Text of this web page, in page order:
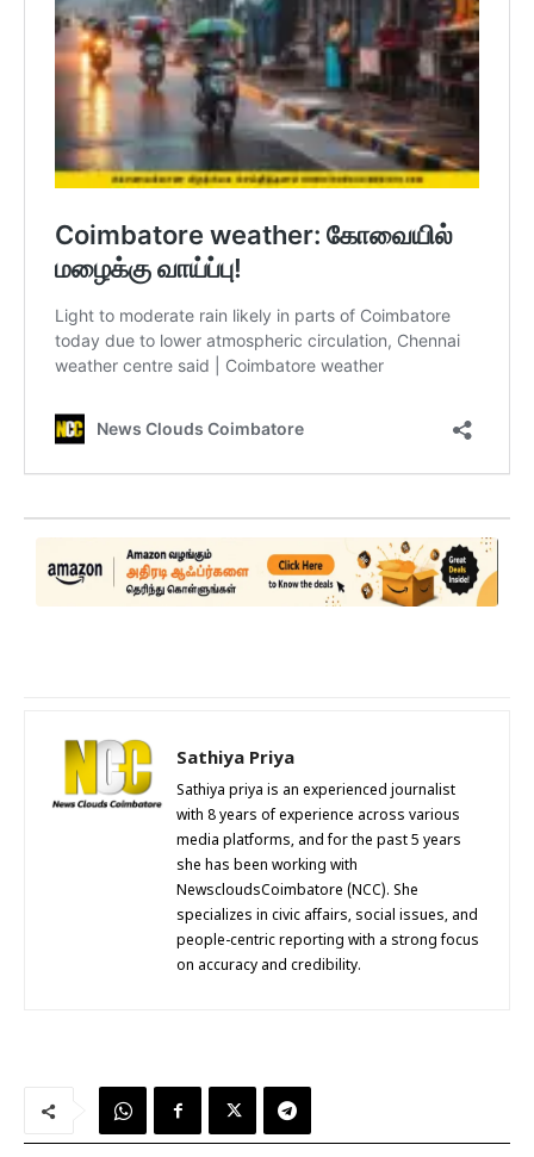
Sathiya Priya
Sathiya priya is an experienced journalist
with 8 years of experience across various
media platforms, and for the past 5 years
she has been working with
NewscloudsCoimbatore (NCC). She
specializes in civic affairs, social issues, and
people-centric reporting with a strong focus
on accuracy and credibility.